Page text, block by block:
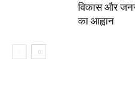
विकास और
का आह्वान